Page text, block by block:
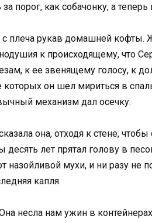
порог, как собачонку, а
плеча рукав домашней кофты.
к происходящему, что
к ее звенящему голосу, к
которых он шел мириться в
механизм дал осечку.
она, отходя к стене,
лет прятал голову в
назойливой мухи, и ни разу не
капля.
несла нам ужин в